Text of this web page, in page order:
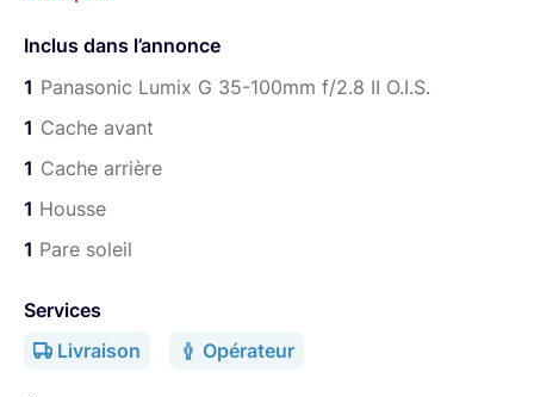
100mm f/2.8 II, l’équivalent micro 4/3 du classique 70-
200mm f/2.8, en versionlégère et stabilisée.
🔹Caractéristiques principales
Focale équivalente plein format : 70-200 mm
Ouverture constante f/2.8
d’arrière-plan et la basse lumière
Dual IS
Version II
: tropicalisée, plus rapide, parfaite pour la
Inclus dans l’annonce
1 Panasonic Lumix G 35-100mm f/2.8 II O.I.S.
1 Cache avant
1 Cache arrière
1 Housse
1 Pare soleil
Services
Livraison
Opérateur